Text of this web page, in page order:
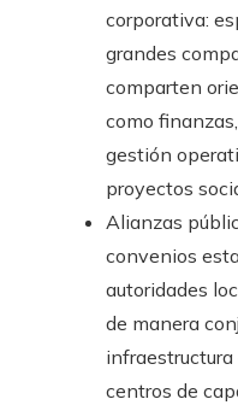
corporativa:
grandes
comparten
como
gestión
proyectos
Alianzas
convenios
autoridades
de manera
centros de